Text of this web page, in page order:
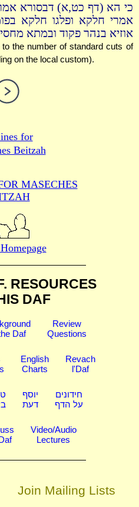
כי הא (דף כט,א) דבסורא
אמרי חלקא ופלגו חלקא
אוזיא בנהר פקוד ובמתא
the number of standard cuts of
on the local custom).
for
Beitzah
MASECHES
RESOURCES
DAF
Daf
Review
Questions
English
Charts
Revach
l'Daf
יוסף
דעת
חידונים
על הדף
Video/Audio
Lectures
Join Mailing Lists